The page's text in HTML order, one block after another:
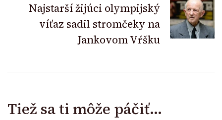
Najstarší žijúci olympijský
víťaz sadil stromčeky na
Jankovom Vŕšku
Tiež sa ti môže páčiť...